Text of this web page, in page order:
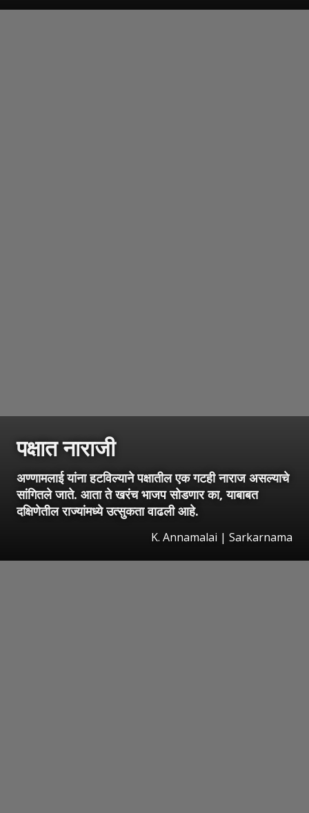
पक्षात नाराजी
अण्णामलाई यांना हटविल्याने पक्षातील एक गटही नाराज असल्याचे
सांगितले जाते. आता ते खरंच भाजप सोडणार का, याबाबत
दक्षिणेतील राज्यांमध्ये उत्सुकता वाढली आहे.
K. Annamalai | Sarkarnama